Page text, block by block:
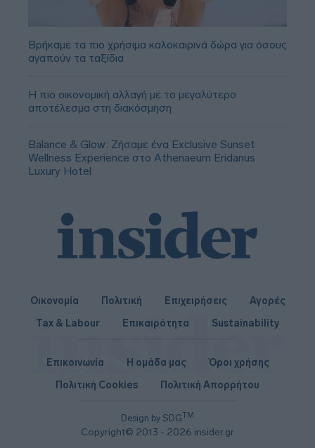
Βρήκαμε τα πιο χρήσιμα καλοκαιρινά δώρα για όσους
αγαπούν τα ταξίδια
Η πιο οικονομική αλλαγή με το μεγαλύτερο
αποτέλεσμα στη διακόσμηση
Balance & Glow: Ζήσαμε ένα Exclusive Sunset
Wellness Experience στο Athenaeum Eridanus
Luxury Hotel
Οικονομία Πολιτική Επιχειρήσεις
Αγορές
Tax & Labour
Επικαιρότητα Sustainability
Design by SDGTM
Copyright© 2013 - 2026 insider.gr
Επικοινωνία Η ομάδα μας
Όροι χρήσης
Πολιτική Cookies
Πολιτική Απορρήτου